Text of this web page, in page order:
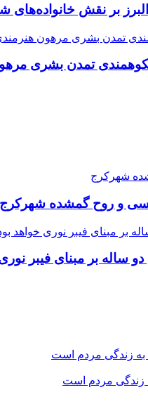
بر نقش
تمدن بشری
و روح گمشده شهرکرج
بر مبنای فیبر
زندگی مردم است